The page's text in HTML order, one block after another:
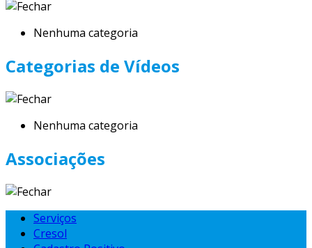
Nenhuma categoria
Categorias de Vídeos
Nenhuma categoria
Associações
Serviços
Cresol